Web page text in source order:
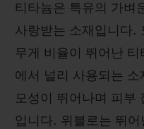
티타늄은 특유의 가벼
사랑받는 소재입니다.
무게 비율이 뛰어난
에서 널리 사용되는
모성이 뛰어나며 피부
입니다. 위블로는 뛰어